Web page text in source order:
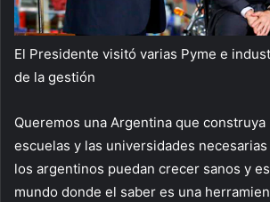
El Presidente visitó varias Pyme e
de la gestión
Queremos una Argentina que
escuelas y las universidades
los argentinos puedan crecer sanos y
mundo donde el saber es una